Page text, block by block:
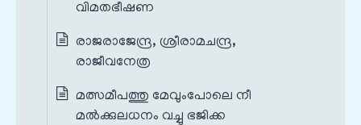
വിമതഭീഷണ
രാജരാജേന്ദ്ര, ശ്രീരാമചന്ദ്ര,
രാജീവനേത്ര
മത്സമീപത്തു മേവുംപോലെ നീ
മൽക്കുലധനം വച്ചു ഭജിക്ക